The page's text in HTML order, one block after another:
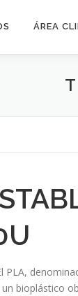
ÁREA
PLA,
bioplástico